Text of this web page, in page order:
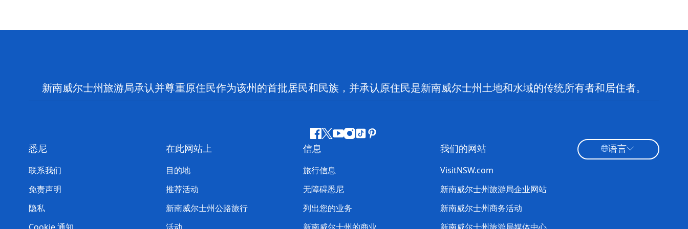
新南威尔士州旅游局承认并尊重原住民作为该州的首批居民和民族，并承认原住民是新南威尔士州土地和水域的传统所有者和居住者。
Facebook
叽
喳
喳
YouTube
Instagram
抖 Pinterest
悉尼
联系我们
免责声明
隐私
在此网站上
目的地
推荐活动
新南威尔士州公路旅行
信息
旅行信息
无障碍悉尼
列出您的业务
我们的网站
VisitNSW.com
新南威尔士州旅游局企业网站
新南威尔士州商务活动
语言